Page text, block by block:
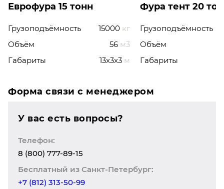
Еврофура 15 тонн
Грузоподъёмность 15000 кг
Объём
56 м3
Габариты
13x3x3 м
Фура тент 20
Грузоподъёмность
Объём
Габариты
Форма связи с менеджером
У вас есть вопросы?
Телефон:
8 (800) 777-89-15
Бесплатный из Санкт-Петербург:
+7 (812) 313-50-99